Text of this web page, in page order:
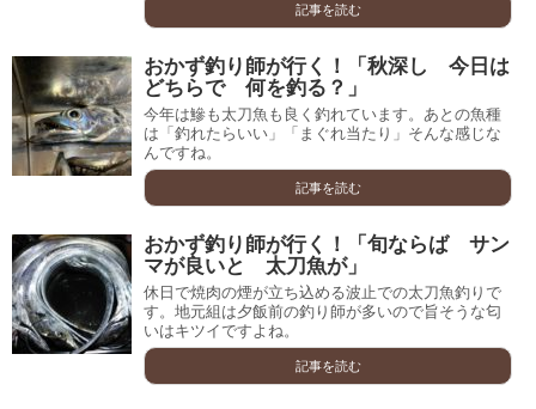
記事を読む
おかず釣り師が行く！「秋深し 今日は
どちらで 何を釣る？」
今年は鰺も太刀魚も良く釣れています。あとの魚種
は「釣れたらいい」「まぐれ当たり」そんな感じな
んですね。
記事を読む
おかず釣り師が行く！「旬ならば サン
マが良いと 太刀魚が」
休日で焼肉の煙が立ち込める波止での太刀魚釣りで
す。地元組は夕飯前の釣り師が多いので旨そうな匂
いはキツイですよね。
記事を読む